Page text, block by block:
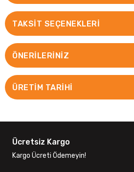
TAKSIT SEÇENEKLERI
ÖNERILERINIZ
ÜRETİM TARİHİ
Ücretsiz Kargo
Kargo Ücreti Ödemeyin!